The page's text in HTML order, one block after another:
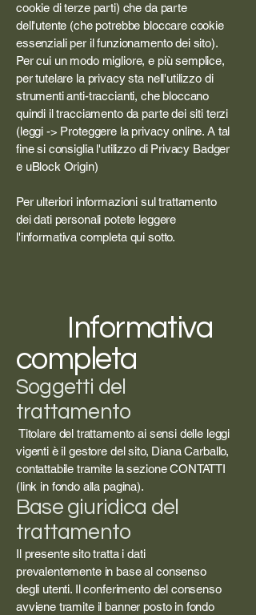
cookie di terze parti) che da parte
dell'utente (che potrebbe bloccare cookie
essenziali per il funzionamento dei sito).
Per cui un modo migliore, e più semplice,
per tutelare la privacy sta nell'utilizzo di
strumenti anti-traccianti, che bloccano
quindi il tracciamento da parte dei siti terzi
(leggi -> Proteggere la privacy online. A tal
fine si consiglia l'utilizzo di Privacy Badger
e uBlock Origin)
Per ulteriori informazioni sul trattamento
dei dati personali potete leggere
l'informativa completa qui sotto.
Informativa
completa
Soggetti del
trattamento
Titolare del trattamento ai sensi delle leggi
vigenti è il gestore del sito, Diana Carballo,
contattabile tramite la sezione CONTATTI
(link in fondo alla pagina).
Base giuridica del
trattamento
Il presente sito tratta i dati
prevalentemente in base al consenso
degli utenti. Il conferimento del consenso
avviene tramite il banner posto in fondo